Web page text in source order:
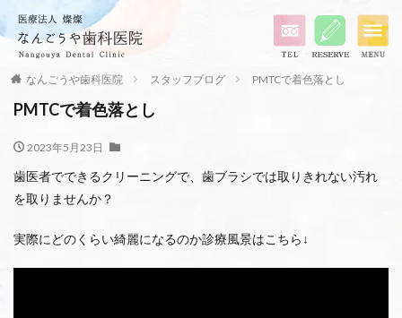
なんごうや歯科医院 スタッフブログ PMTCで着色落とし
PMTCで着色落とし
2023年5月23日
歯医者でできるクリーニングで、歯ブラシでは取りきれない汚れ
を取りませんか？
実際にどのくらい綺麗になるのか診療風景はこちら↓